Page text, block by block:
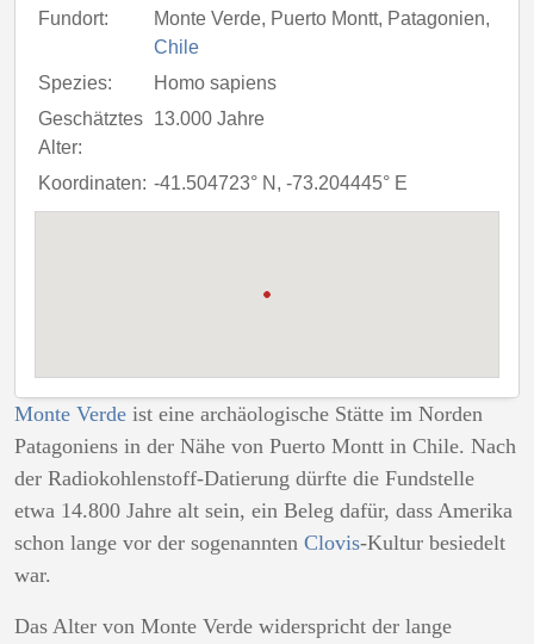
Fundort:
Monte Verde, Puerto Montt, Patagonien,
Chile
Spezies:
Homo sapiens
Geschätztes
Alter:
13.000 Jahre
Koordinaten: -41.504723° N, -73.204445° E
Monte Verde ist eine archäologische Stätte im Norden
Patagoniens in der Nähe von Puerto Montt in Chile. Nach
der Radiokohlenstoff-Datierung dürfte die Fundstelle
etwa 14.800 Jahre alt sein, ein Beleg dafür, dass Amerika
schon lange vor der sogenannten Clovis-Kultur besiedelt
war.
Das Alter von Monte Verde widerspricht der lange